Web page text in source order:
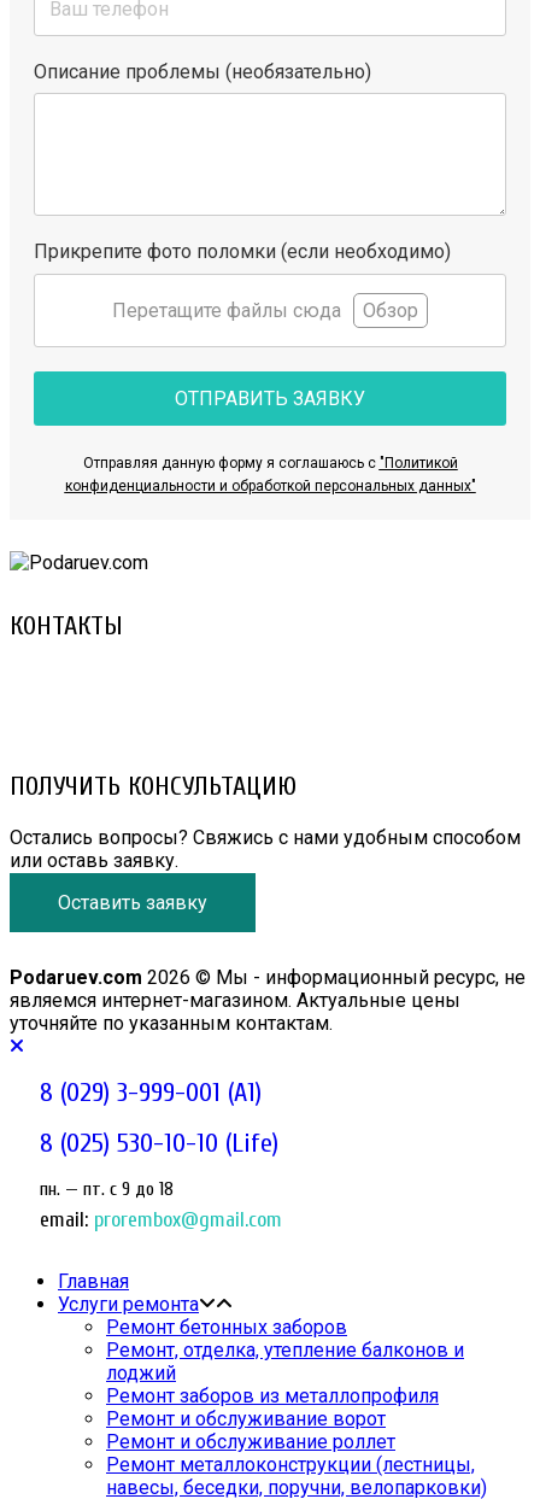
Описание проблемы (необязательно)
Прикрепите фото поломки (если необходимо)
Перетащите файлы сюда Обзор
ОТПРАВИТЬ ЗАЯВКУ
Отправляя данную форму я соглашаюсь с "Политикой
конфиденциальности и обработкой персональных данных"
КОНТАКТЫ
ПОЛУЧИТЬ КОНСУЛЬТАЦИЮ
Остались вопросы? Свяжись с нами удобным способом
или оставь заявку.
Оставить заявку
Podaruev.com 2026 © Мы - информационный ресурс, не
являемся интернет-магазином. Актуальные цены
уточняйте по указанным контактам.
8 (029) 3-999-001 (A1)
8 (025) 530-10-10 (Life)
пн. — пт. c 9 до 18
email: prorembox@gmail.com
Главная
Услуги ремонта
Ремонт бетонных заборов
Ремонт, отделка, утепление балконов и
лоджий
Ремонт заборов из металлопрофиля
Ремонт и обслуживание ворот
Ремонт и обслуживание роллет
Ремонт металлоконструкции (лестницы,
навесы, беседки, поручни, велопарковки)